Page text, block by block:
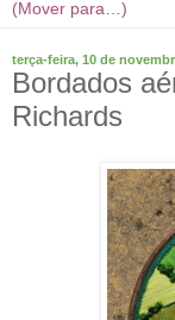
terça-feira, 10 de
Bordados
Richards